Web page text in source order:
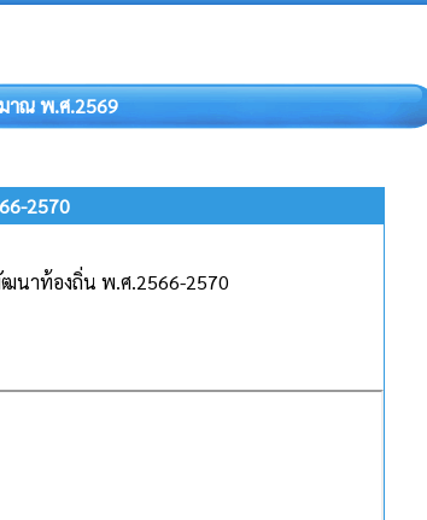
าณ พ.ศ.2569
2570
นาท้องถิ่น พ.ศ.2566-2570